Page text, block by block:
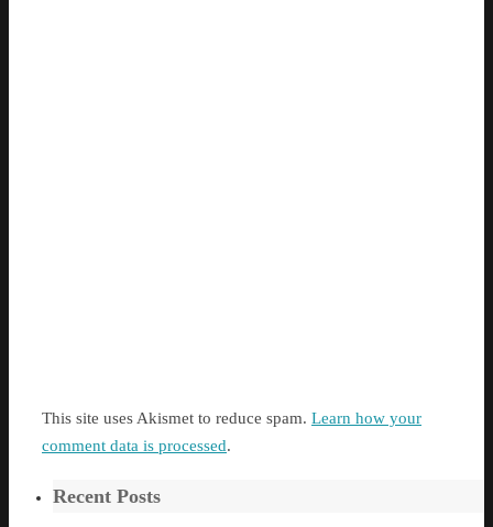
This site uses Akismet to reduce spam. Learn how your
comment data is processed.
Recent Posts